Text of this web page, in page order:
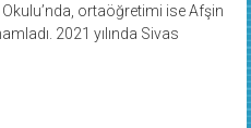
ortaöğretimi ise Afşin
2021 yılında Sivas